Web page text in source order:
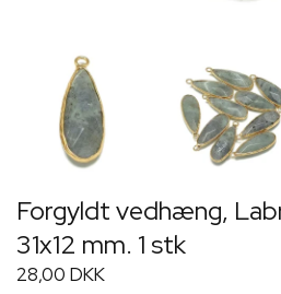
Forgyldt vedhæng,
31x12 mm. 1 stk
28,00 DKK